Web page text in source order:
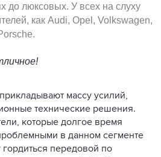
до люксовых. У всех на слуху
как Audi, Opel, Volkswagen,
массу усилий,
технические решения.
которые долгое время
в данном сегменте
передовой по